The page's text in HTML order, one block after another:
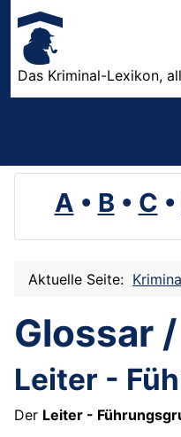
Das Kriminal-Lexikon,
A • B • C •
Aktuelle Seite:
Glossar
Leiter -
Der Leiter -